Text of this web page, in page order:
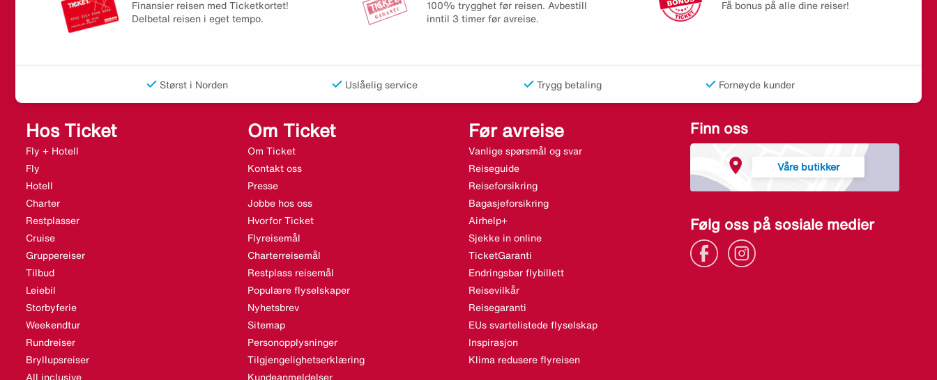
Finansier reisen med Ticketkortet!
Delbetal reisen i eget tempo.
100% trygghet før reisen. Avbestill
inntil 3 timer før avreise.
Få bonus på alle dine reiser!
Størst i Norden Uslåelig service Trygg betaling Fornøyde kunder
Hos Ticket
Fly + Hotell
Fly
Hotell
Charter
Restplasser
Cruise
Gruppereiser
Tilbud
Leiebil
Storbyferie
Weekendtur
Rundreiser
Bryllupsreiser
All inclusive
Om Ticket
Om Ticket
Kontakt oss
Presse
Jobbe hos oss
Hvorfor Ticket
Flyreisemål
Charterreisemål
Restplass reisemål
Populære flyselskaper
Nyhetsbrev
Sitemap
Personopplysninger
Tilgjengelighetserklæring
Kundeanmeldelser
Før avreise
Vanlige spørsmål og svar
Reiseguide
Reiseforsikring
Bagasjeforsikring
Airhelp+
Sjekke in online
TicketGaranti
Endringsbar flybillett
Reisevilkår
Reisegaranti
EUs svartelistede flyselskap
Inspirasjon
Klima redusere flyreisen
Finn oss
Våre butikker
Følg oss på sosiale medier